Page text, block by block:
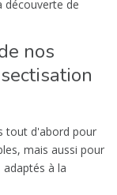
découverte de
nos
tout d'abord pour
mais aussi pour
à la